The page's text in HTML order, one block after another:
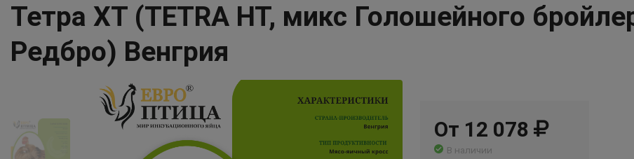
Тетра ХТ (TETRA HT, микс Голошейного
Редбро) Венгрия
От 12 078
В наличии